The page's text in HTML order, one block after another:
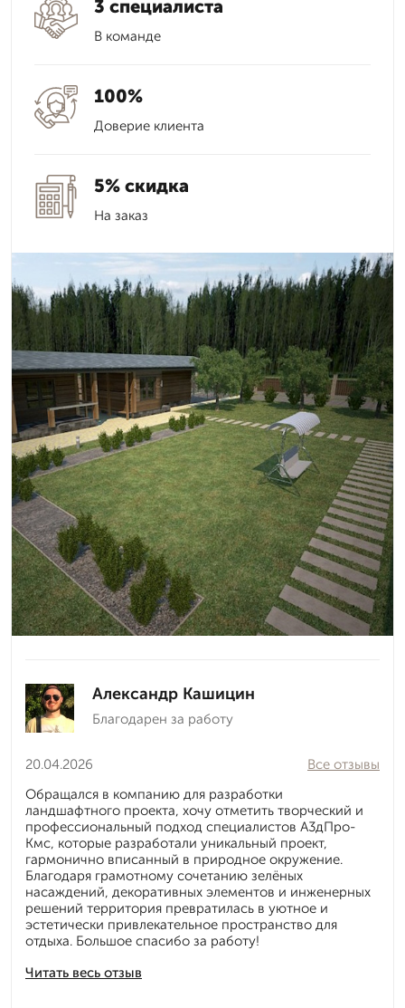
3 специалиста
В команде
100%
Доверие клиента
5% скидка
На заказ
Александр Кашицин
Благодарен за работу
20.04.2026
Читать весь отзыв
Все отзывы
Обращался в компанию для разработки
ландшафтного проекта, хочу отметить творческий и
профессиональный подход специалистов А3дПро-
Кмс, которые разработали уникальный проект,
гармонично вписанный в природное окружение.
Благодаря грамотному сочетанию зелёных
насаждений, декоративных элементов и инженерных
решений территория превратилась в уютное и
эстетически привлекательное пространство для
отдыха. Большое спасибо за работу!